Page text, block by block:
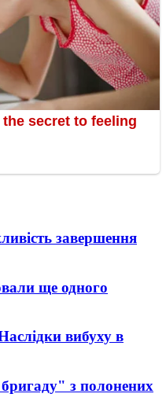
завершення
ще одного
вибуху в
з полонених